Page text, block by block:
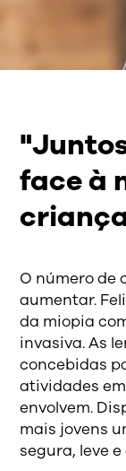
face à
O número de
aumentar.
da miopia
invasiva. As
concebidas
atividades
envolvem.
mais jovens
segura, leve